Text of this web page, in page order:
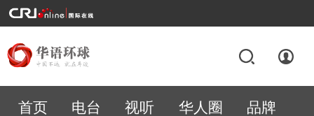
首页 电台 视听 华人圈 品牌